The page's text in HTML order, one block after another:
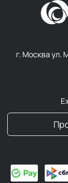
г. Москва ул.